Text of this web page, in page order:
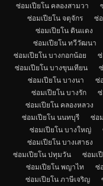
ซ่อมเปียโน คลองสามวา
ซ่อมเปียโน จตุจักร
ซ่
ซ่อมเปียโน ดินแดง
ซ่อมเปียโน ทวีวัฒนา
ซ่อมเปียโน บางกอกน้อย
ซ่อมเปียโน บางขุนเทียน
ซ่อมเปียโน บางนา
ซ่
ซ่อมเปียโน บางรัก
ซ่อมเปียโน คลองหลวง
ซ่อมเปียโน นนทบุรี
ซ่อ
ซ่อมเปียโน บางใหญ่
ซ่อมเปียโน บางเสาธง
ซ่อมเปียโน ปทุมวัน
ซ่อมเ
ซ่อมเปียโน พญาไท
ซ่
ซ่อมเปียโน ภาษีเจริญ